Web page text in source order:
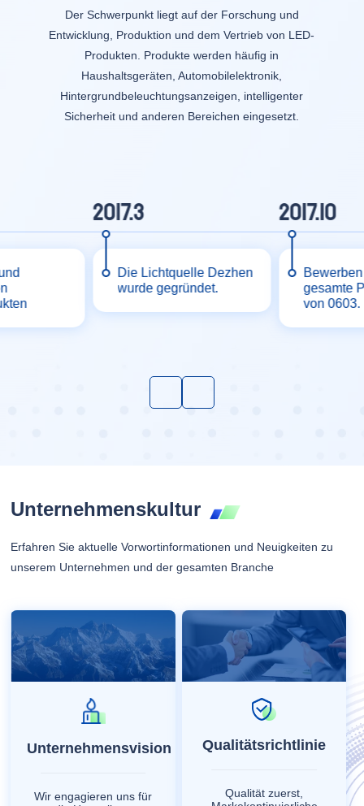
Der Schwerpunkt liegt auf der Forschung und
Entwicklung, Produktion und dem Vertrieb von LED-
Produkten. Produkte werden häufig in
Haushaltsgeräten, Automobilelektronik,
Hintergrundbeleuchtungsanzeigen, intelligenter
Sicherheit und anderen Bereichen eingesetzt.
2017.3
Die Lichtquelle Dezhen
wurde gegründet.
2017.10
gesamte
von 0603.
Unternehmenskultur
Erfahren Sie aktuelle Vorwortinformationen und Neuigkeiten zu
unserem Unternehmen und der gesamten Branche
Unternehmensvision
Wir engagieren uns für
Qualitätsrichtlinie
Qualität zuerst,